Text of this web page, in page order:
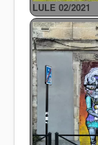
LULE 02/2021